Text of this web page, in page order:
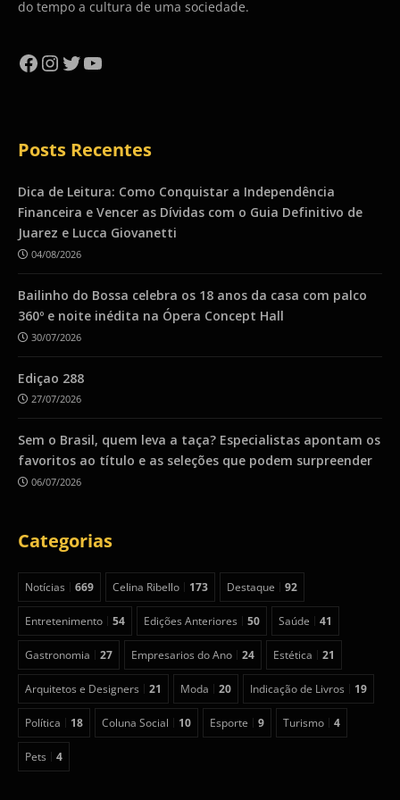
do tempo a cultura de uma sociedade.
Facebook
Instagram
Twitter
YouTube
Posts Recentes
Dica de Leitura: Como Conquistar a Independência
Financeira e Vencer as Dívidas com o Guia Definitivo de
Juarez e Lucca Giovanetti
04/08/2026
Bailinho do Bossa celebra os 18 anos da casa com palco
360º e noite inédita na Ópera Concept Hall
30/07/2026
Ediçao 288
27/07/2026
Sem o Brasil, quem leva a taça? Especialistas apontam os
favoritos ao título e as seleções que podem surpreender
06/07/2026
Categorias
Notícias 669 Celina Ribello 173 Destaque 92
Entretenimento 54 Edições Anteriores 50 Saúde 41
Gastronomia 27 Empresarios do Ano 24 Estética 21
Arquitetos e Designers 21 Moda 20 Indicação de Livros 19
Política 18 Coluna Social 10 Esporte 9 Turismo 4
Pets 4